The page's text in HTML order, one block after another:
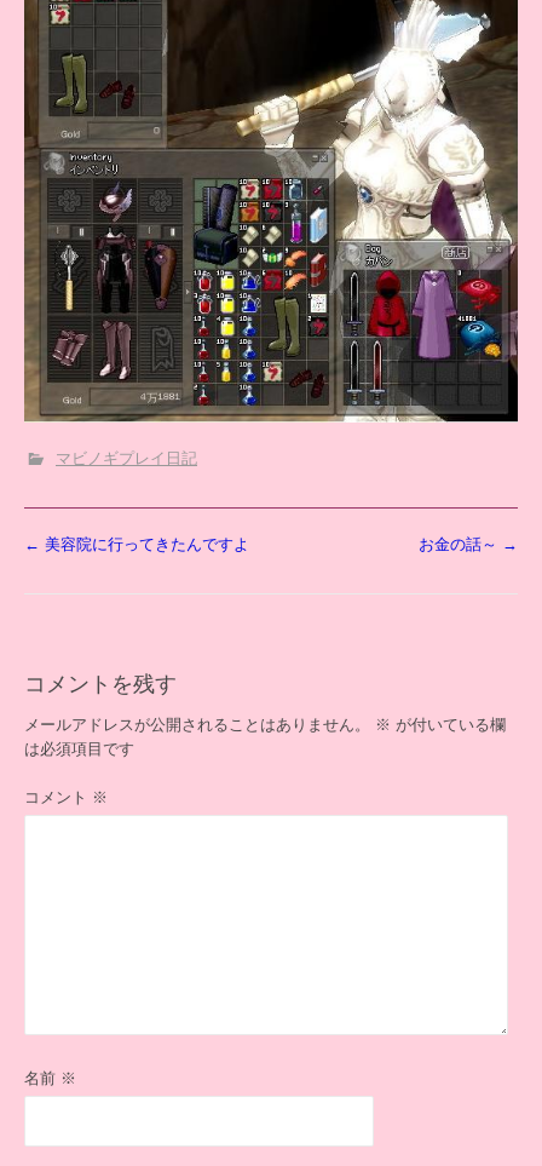
マビノギプレイ日記
投
ナ
シ
ョ
ン
← 美容院に行ってきたんですよ お金の話～ →
コメントを残す
メールアドレスが公開されることはありません。 ※ が付いている欄
は必須項目です
コメント ※
名前 ※